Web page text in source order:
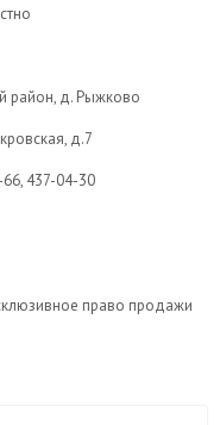
район, д. Рыжково
д.7
437-04-30
право продажи